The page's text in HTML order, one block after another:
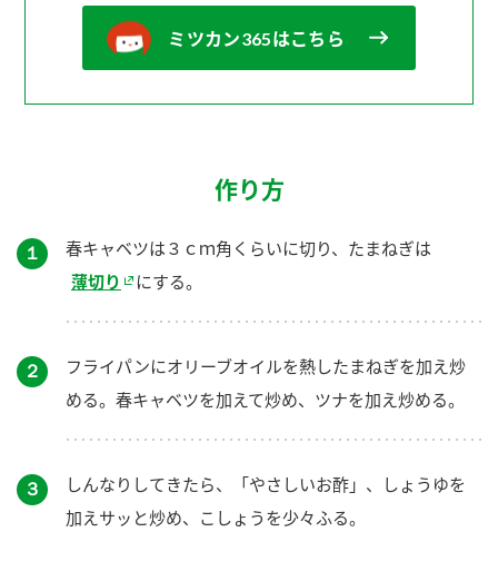
ミツカン365はこちら
作り方
１
春キャベツは３ｃｍ角くらいに切り、たまねぎは
薄切り
にする。
２
フライパンにオリーブオイルを熱したまねぎを加え炒
める。春キャベツを加えて炒め、ツナを加え炒める。
３
しんなりしてきたら、「やさしいお酢」、しょうゆを
加えサッと炒め、こしょうを少々ふる。